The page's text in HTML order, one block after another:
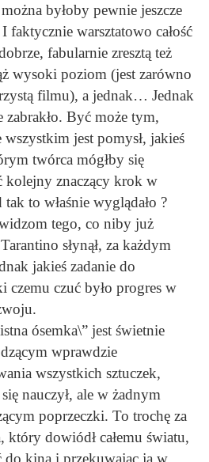
byłoby pewnie jeszcze
warsztatowo całość
fabularnie zresztą też
wysoki poziom (jest zarówno
filmu), a jednak… Jednak
Być może tym,
wszystkim jest pomysł, jakieś
twórca mógłby się
kolejny znaczący krok w
to właśnie wyglądało ?
tego, co niby już
słynął, za każdym
jakieś zadanie do
czemu czuć było progres w
ósemka\” jest świetnie
wprawdzie
wszystkich sztuczek,
nauczył, ale w żadnym
poprzeczki. To trochę za
który dowiódł całemu światu,
do kina i przekuwając ją w